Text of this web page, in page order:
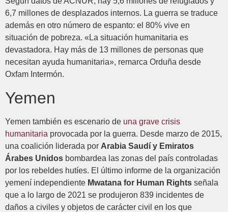
6,7 millones de desplazados internos. La guerra se traduce
además en otro número de espanto: el 80% vive en
situación de pobreza. «La situación humanitaria es
devastadora. Hay más de 13 millones de personas que
necesitan ayuda humanitaria», remarca Orduña desde
Oxfam Intermón.
Yemen
Yemen también es escenario de una grave crisis
humanitaria provocada por la guerra. Desde marzo de 2015,
una coalición liderada por Arabia Saudí y Emiratos
Árabes Unidos bombardea las zonas del país controladas
por los rebeldes hutíes. El último informe de la organización
yemení independiente Mwatana for Human Rights señala
que a lo largo de 2021 se produjeron 839 incidentes de
daños a civiles y objetos de carácter civil en los que